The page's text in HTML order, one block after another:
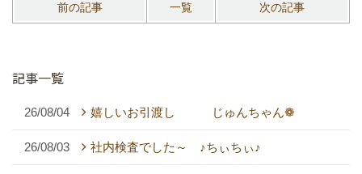
前の記事 一覧 次の記事
記事一覧
26/08/04 嬉しいお引渡し じゅんちゃん❁
26/08/03 社内検査でした～ ♪ちぃちぃ♪